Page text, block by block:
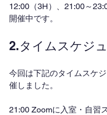
12:00（3H）、21:00～
開催中です。
2.タイムスケジ
今回は下記のタイムスケ
催しました。
21:00 Zoomに入室・自習